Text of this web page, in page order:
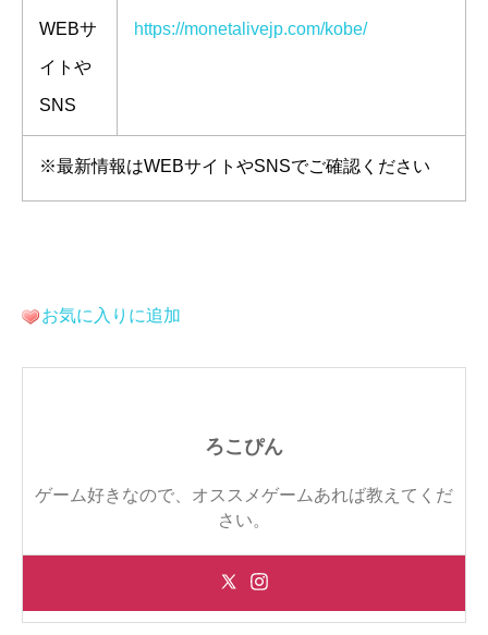
WEBサ
イトや
SNS
https://monetalivejp.com/kobe/
※最新情報はWEBサイトやSNSでご確認ください
お気に入りに追加
ろこぴん
ゲーム好きなので、オススメゲームあれば教えてくだ
さい。